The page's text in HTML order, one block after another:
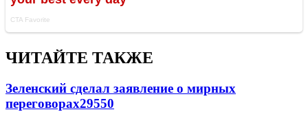
ЧИТАЙТЕ ТАКЖЕ
Зеленский сделал заявление о мирных
переговорах29550